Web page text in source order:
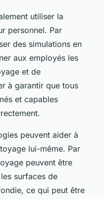
utiliser la
personnel. Par
des simulations en
aux employés les
et de
à garantir que tous
et capables
peuvent aider à
lui-même. Par
peuvent être
surfaces de
ce qui peut être